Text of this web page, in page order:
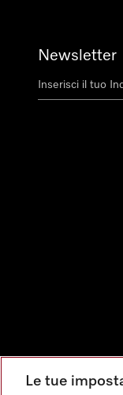
Newsletter
Le tue